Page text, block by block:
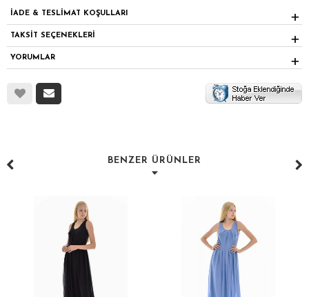
İADE & TESLİMAT KOŞULLARI
TAKSİT SEÇENEKLERİ
YORUMLAR
BENZER ÜRÜNLER